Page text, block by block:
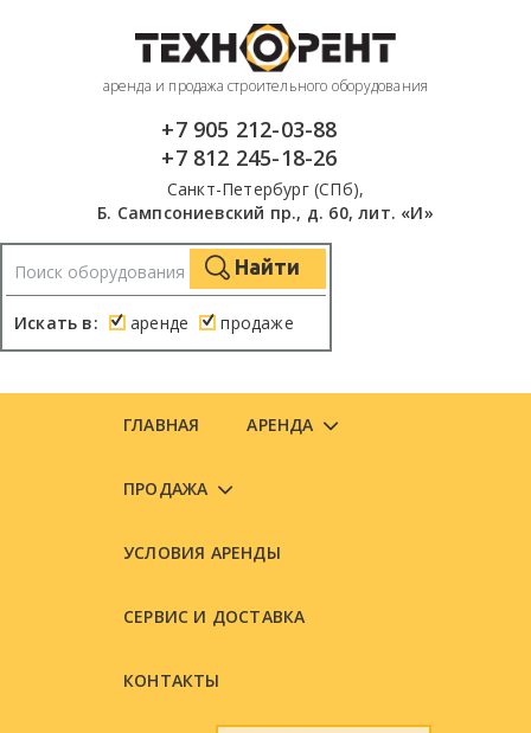
аренда и продажа строительного оборудования
+7 905 212-03-88
+7 812 245-18-26
Санкт-Петербург (СПб),
Б. Сампсониевский пр., д. 60, лит. «И»
Искать в: аренде продаже
Найти
ГЛАВНАЯ АРЕНДА
ПРОДАЖА
УСЛОВИЯ АРЕНДЫ
СЕРВИС И ДОСТАВКА
КОНТАКТЫ